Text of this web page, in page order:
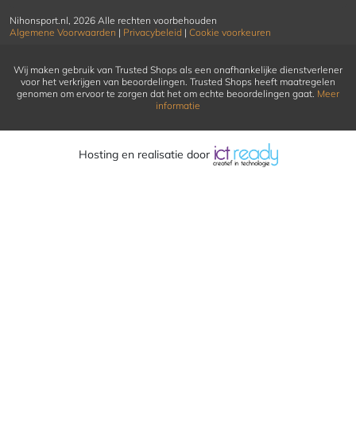
Nihonsport.nl, 2026 Alle rechten voorbehouden
Algemene Voorwaarden | Privacybeleid | Cookie voorkeuren
Wij maken gebruik van Trusted Shops als een onafhankelijke dienstverlener
voor het verkrijgen van beoordelingen. Trusted Shops heeft maatregelen
genomen om ervoor te zorgen dat het om echte beoordelingen gaat. Meer
informatie
Hosting en realisatie door